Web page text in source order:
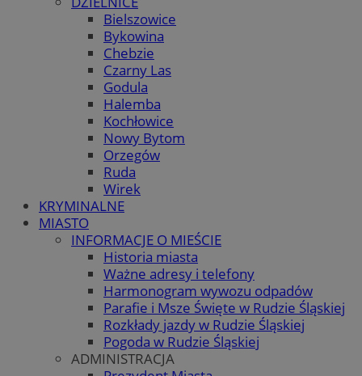
Bielszowice
Bykowina
Chebzie
Czarny Las
Godula
Halemba
Kochłowice
Nowy Bytom
Orzegów
Ruda
Wirek
KRYMINALNE
MIASTO
INFORMACJE O MIEŚCIE
Historia miasta
Ważne adresy i telefony
Harmonogram wywozu odpadów
Parafie i Msze Święte w Rudzie Śląskiej
Rozkłady jazdy w Rudzie Śląskiej
Pogoda w Rudzie Śląskiej
ADMINISTRACJA